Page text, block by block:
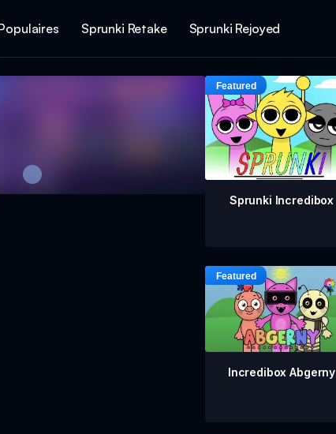
Sprunki Retake Sprunki Rejoyed
Sprunki Incredibox
Incredibox Abgerny